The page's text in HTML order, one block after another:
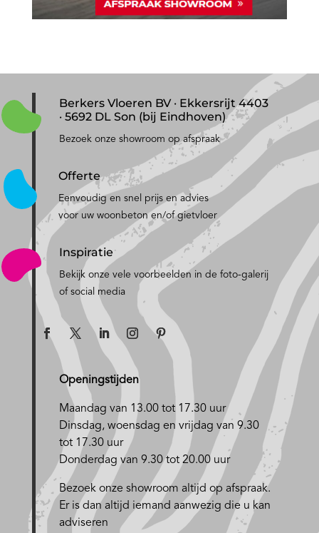
Berkers Vloeren BV · Ekkersrijt 4403
· 5692 DL Son (bij Eindhoven)
Bezoek onze showroom op afspraak
Offerte
Eenvoudig en snel prijs en advies
voor uw woonbeton en/of gietvloer
Inspiratie
Bekijk onze vele voorbeelden in de foto-galerij
of social media
Openingstijden
Maandag van 13.00 tot 17.30 uur
Dinsdag, woensdag en vrijdag van 9.30
tot 17.30 uur
Donderdag van 9.30 tot 20.00 uur
Bezoek onze showroom altijd op afspraak.
Er is dan altijd iemand aanwezig die u kan
adviseren